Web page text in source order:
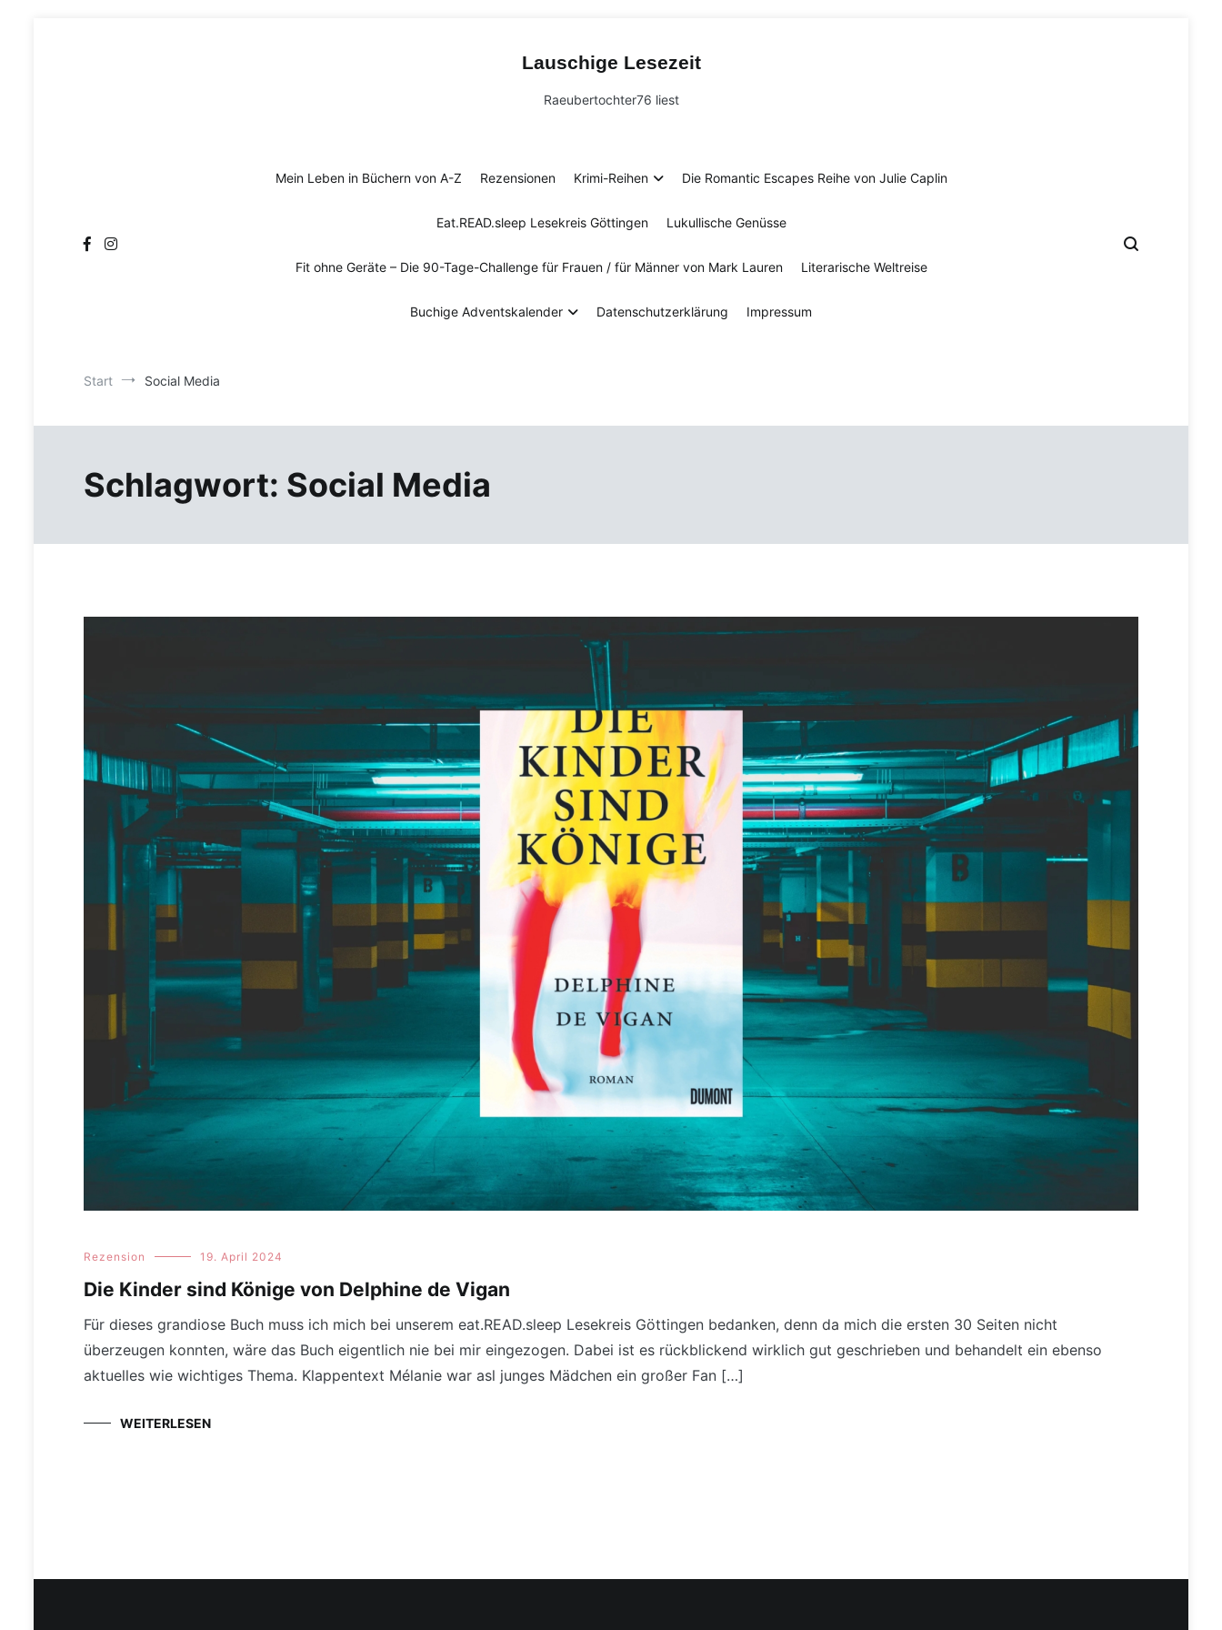
Lauschige Lesezeit
Raeubertochter76 liest
Mein Leben in Büchern von A-Z Rezensionen Krimi-Reihen Die Romantic Escapes Reihe von Julie Caplin
Eat.READ.sleep Lesekreis Göttingen Lukullische Genüsse
Fit ohne Geräte – Die 90-Tage-Challenge für Frauen / für Männer von Mark Lauren Literarische Weltreise
Buchige Adventskalender Datenschutzerklärung Impressum
Start Social Media
Schlagwort: Social Media
Rezension 19. April 2024
Die Kinder sind Könige von Delphine de Vigan
Für dieses grandiose Buch muss ich mich bei unserem eat.READ.sleep Lesekreis Göttingen bedanken, denn da mich die ersten 30 Seiten nicht
überzeugen konnten, wäre das Buch eigentlich nie bei mir eingezogen. Dabei ist es rückblickend wirklich gut geschrieben und behandelt ein ebenso
aktuelles wie wichtiges Thema. Klappentext Mélanie war asl junges Mädchen ein großer Fan […]
WEITERLESEN